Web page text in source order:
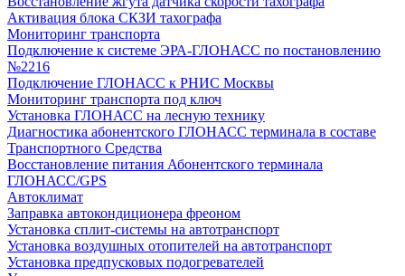
Активация блока СКЗИ тахографа
Мониторинг транспорта
Подключение к системе ЭРА-ГЛОНАСС по постановлению
№2216
Подключение ГЛОНАСС к РНИС Москвы
Мониторинг транспорта под ключ
Установка ГЛОНАСС на лесную технику
Диагностика абонентского ГЛОНАСС терминала в составе
Транспортного Средства
Восстановление питания Абонентского терминала
ГЛОНАСС/GPS
Автоклимат
Заправка автокондиционера фреоном
Установка сплит-системы на автотранспорт
Установка воздушных отопителей на автотранспорт
Установка предпусковых подогревателей